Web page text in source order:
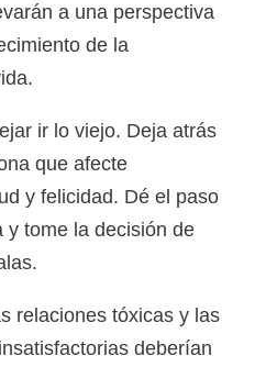
a una perspectiva
de la
ir lo viejo. Deja atrás
que afecte
y felicidad. Dé el paso
y tome la decisión de
relaciones tóxicas y las
deberían